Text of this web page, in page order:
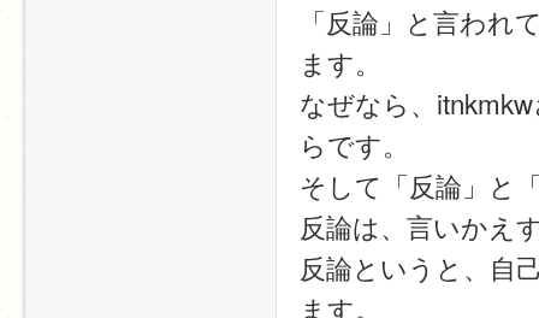
「反論」と言わ
ます。
なぜなら、
らです。
そして「反論」と
反論は、言いかえ
反論というと、自
ます。